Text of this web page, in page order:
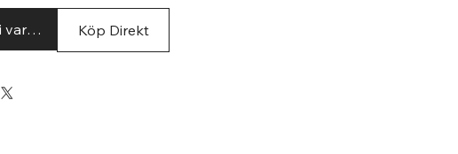
varukorgenKöp Direkt